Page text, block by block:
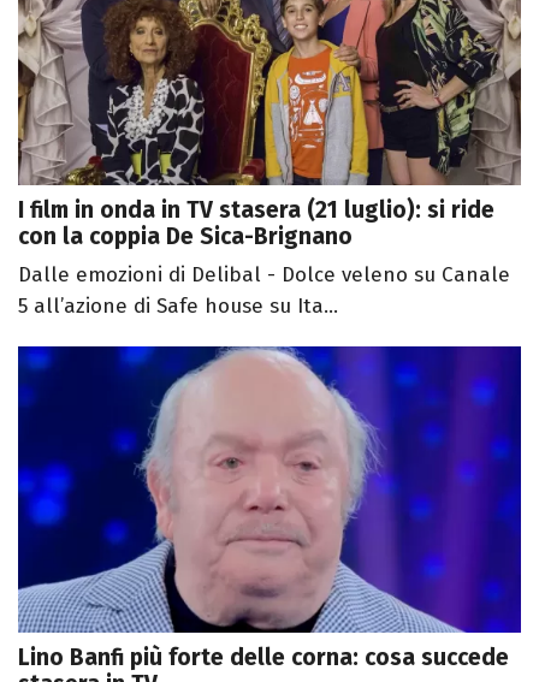
I film in onda in TV stasera (21 luglio): si ride
con la coppia De Sica-Brignano
Dalle emozioni di Delibal - Dolce veleno su Canale
5 all’azione di Safe house su Ita...
Lino Banfi più forte delle corna: cosa succede